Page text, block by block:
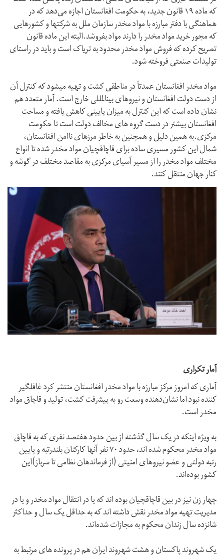
که ماده ۱۹ قانون جدید، به حکومت افغانستان اجازه می‌دهد که در
هماهنگی با دفتر مبارزه با مواد مخدر سازمان ملل به شرکتها و کشورهایی
که مجور خرید مواد مخدر را دارند مواد بفروشد.البته این ماده قانون
تصریح کرده که فروش مواد مخدر محدود به تریاک است و باید در راستای
تولیدات صنعتی فروخته شود.
مواد مخدر افغانستان عمدتاً در مناطقی کشت و تهیه میشود که کنترل آن
از دست دولت افغانستان و نیروهای بینالمللی خارج است. آمار متعدد هم
نشان داده است که این کنترل به میزان پایینی کاهش یافته و مساحت
افغانستان بیشتر در دست گروه های مخالف دولت است تا حکومت
مرکزی.به همین دلیل و همچنین به خاطر مرزهای ناامن افغانستان،
شمال این کشور مسیری ساده برای قاچاقچیان مواد مخدر شده تا انواع
مختلف مواد مخدر را از مسیر آسیای مرکزی به مقاصد مختلف در گوشه و
کنار جهان منتقل کنند.
آمار تکراری
آماری که امروز مرکز مبارزه با مواد مخدر افغانستان منتشر کرد غافلگیر
کننده نبود اما نشان‌دهنده وسعت رو به پیشرفت کشت، تولید و قاچاق مواد
مخدر است.
به ویژه اینکه در یک سال گذشته از بین حدود هفتصد نفری که به قاچاق
مواد مخدر محکوم شده اند، حدود ۷۰ نفر آنها کارکنان بلندرتبه و پایین
رتبه دولتی و عضو نیروهای امنیتی (از فرماندهان نظامی تا سرباز)این
کشور بوده‌اند.
چهار زن نیز در بین قاچاقچیان بوده اند که یا در انتقال مواد مخدر و یا در
مدیریت تهیه مواد مخدر نقش داشته اند که به حداقل یک سال و حداکثر
شانزده سال زندان محکوم به مجازات شده‌اند.
یک شهروند پاکستان و هشت شهروند ایران هم در پرونده های مرتبط به